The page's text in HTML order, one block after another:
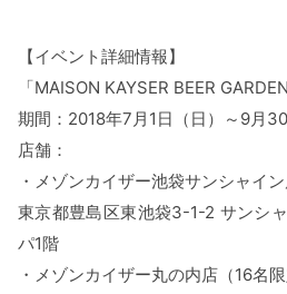
【イベント詳細情報】
「MAISON KAYSER BEER
期間：2018年7月1日（日）～9月30
店舗：
・メゾンカイザー池袋サンシャイ
東京都豊島区東池袋3-1-2 サンシ
パ1階
・メゾンカイザー丸の内店（16名限